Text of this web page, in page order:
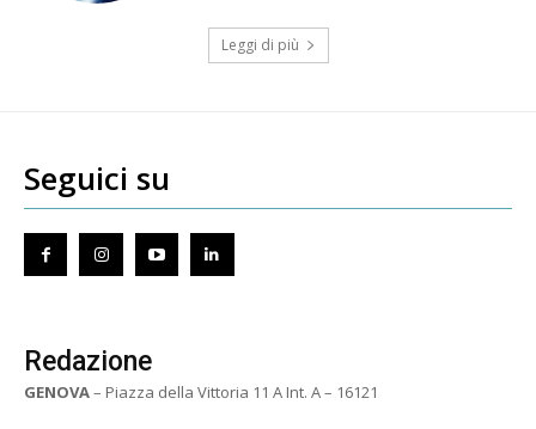
Leggi di più
Seguici su
Redazione
GENOVA– Piazza della Vittoria 11 A Int. A – 16121